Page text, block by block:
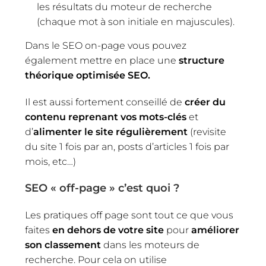
les résultats du moteur de recherche
(chaque mot à son initiale en majuscules).
Dans le SEO on-page vous pouvez
également mettre en place unestructure
théorique optimisée SEO.
Il est aussi fortement conseillé decréer du
contenu reprenant vos mots-clés et
d’alimenter le site régulièrement (revisite
du site 1 fois par an, posts d’articles 1 fois par
mois, etc…)
SEO « off-page » c’est quoi ?
Les pratiques off page sont tout ce que vous
faitesen dehors de votre site pouraméliorer
son classement dans les moteurs de
recherche. Pour cela on utilise